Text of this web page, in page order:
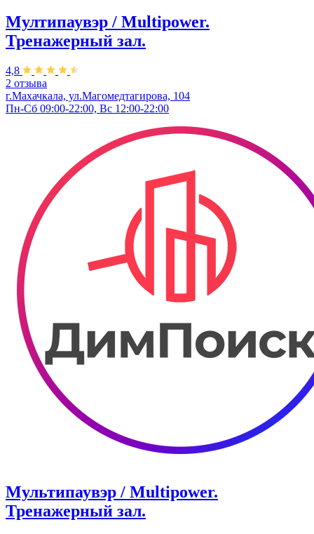
Мултипаувэр / Multipower.
Тренажерный зал.
4,8
2 отзыва
г.Махачкала, ​ул.Магомедтагирова, 104
Пн-Сб 09:00-22:00, Вс 12:00-22:00
Мультипаувэр / Multipower.
Тренажерный зал.